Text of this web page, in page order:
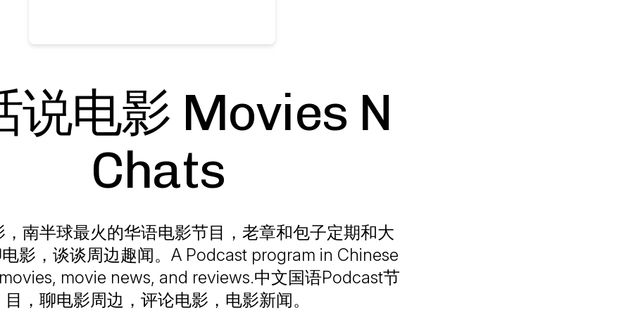
说电影 Movies N
Chats
，南半球最火的华语电影节目，老章和包子定期和大
影，谈谈周边趣闻。A Podcast program in Chinese
movie news, and reviews.中文国语Podcast节
目，聊电影周边，评论电影，电影新闻。